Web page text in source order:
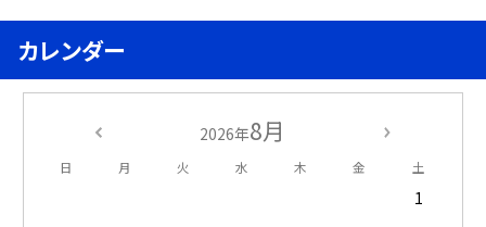
カレンダー
2026年8月
日 月 火 水 木 金 土
1